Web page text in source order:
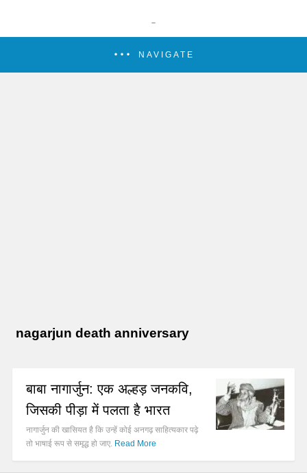
NAVIGATE
nagarjun death anniversary
बाबा नागार्जुन: एक अल्हड़ जनकवि,
जिसकी पीड़ा में पलता है भारत
नागार्जुन की खासियत है कि उन्हें कोई अनगढ़ साहित्यकार पढ़े
तो भाषाई रूप से समृद्ध हो जाए. Read More